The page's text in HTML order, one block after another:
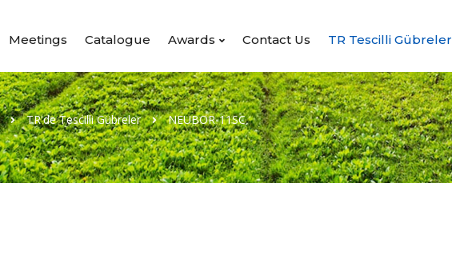
Meetings Catalogue Awards Contact Us TR Tescilli Gübreler
TR'de Tescilli Gübreler NEUBOR-11SC